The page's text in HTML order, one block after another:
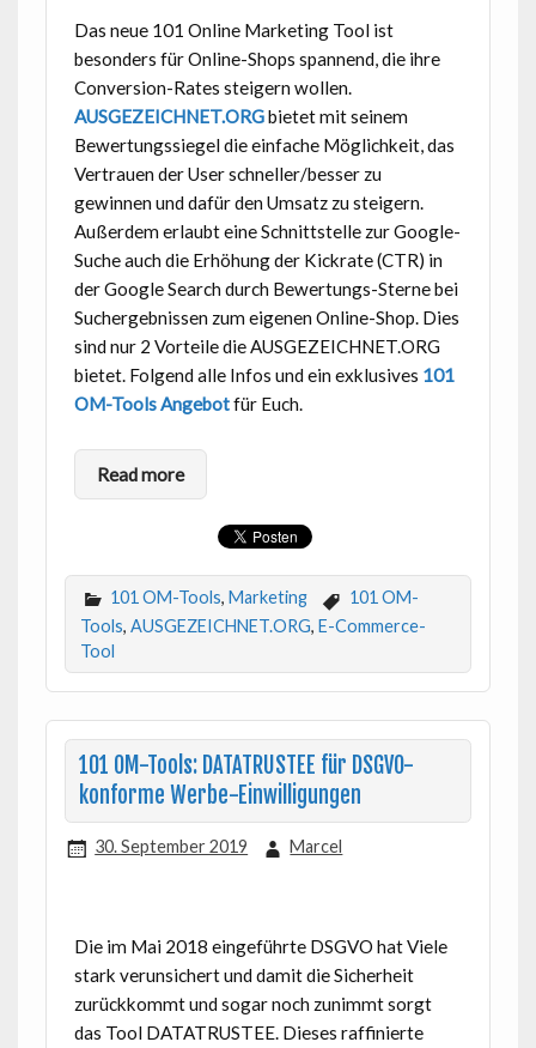
Das neue 101 Online Marketing Tool ist
besonders für Online-Shops spannend, die ihre
Conversion-Rates steigern wollen.
AUSGEZEICHNET.ORGbietet mit seinem
Bewertungssiegel die einfache Möglichkeit, das
Vertrauen der User schneller/besser zu
gewinnen und dafür den Umsatz zu steigern.
Außerdem erlaubt eine Schnittstelle zur Google-
Suche auch die Erhöhung der Kickrate (CTR) in
der Google Search durch Bewertungs-Sterne bei
Suchergebnissen zum eigenen Online-Shop. Dies
sind nur 2 Vorteile die AUSGEZEICHNET.ORG
bietet. Folgend alle Infos und ein exklusives 101
OM-Tools Angebotfür Euch.
Read more
101 OM-Tools, Marketing
101 OM-
Tools, AUSGEZEICHNET.ORG, E-Commerce-
Tool
101 OM-Tools: DATATRUSTEE für DSGVO-
konforme Werbe-Einwilligungen
30. September 2019 Marcel
Die im Mai 2018 eingeführte DSGVO hat Viele
stark verunsichert und damit die Sicherheit
zurückkommt und sogar noch zunimmt sorgt
das Tool DATATRUSTEE. Dieses raffinierte